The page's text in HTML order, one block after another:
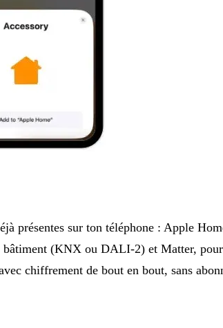
présentes sur ton téléphone : Apple
(KNX ou DALI-2) et Matter,
chiffrement de bout en bout, sans